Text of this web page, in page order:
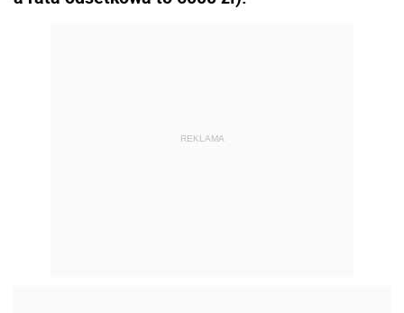
REKLAMA